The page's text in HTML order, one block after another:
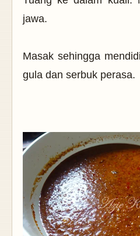
jawa.
Masak sehingga
gula dan serbuk perasa.